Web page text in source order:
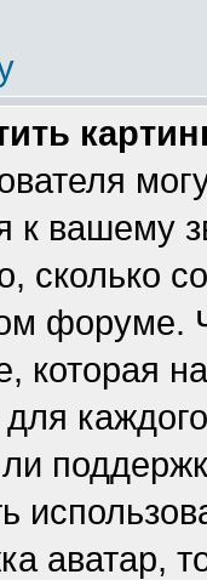
к вашему
сколько
форуме.
которая
аватар,